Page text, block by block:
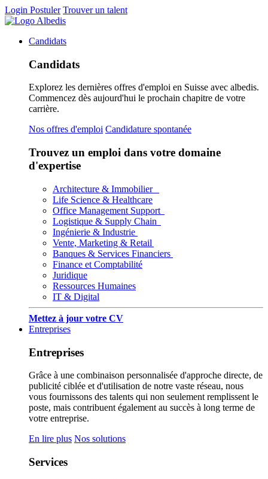
Login Postuler Trouver un talent
Candidats
Candidats
Explorez les dernières offres d'emploi en Suisse avec albedis.
Commencez dès aujourd'hui le prochain chapitre de votre
carrière.
Nos offres d'emploi Candidature spontanée
Trouvez un emploi dans votre domaine
d'expertise
Architecture & Immobilier
Life Science & Healthcare
Office Management Support
Logistique & Supply Chain
Ingénierie & Industrie
Vente, Marketing & Retail
Banques & Services Financiers
Finance et Comptabilité
Juridique
Ressources Humaines
IT & Digital
Mettez à jour votre CV
Entreprises
Entreprises
Grâce à une combinaison personnalisée d'approche directe, de
publicité ciblée et d'utilisation de notre vaste réseau, nous
vous fournissons des talents qui non seulement remplissent le
poste, mais contribuent également au succès à long terme de
votre entreprise.
En lire plus Nos solutions
Services